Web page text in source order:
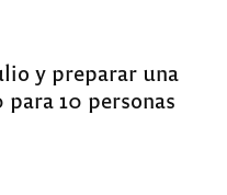
y preparar una
10 personas